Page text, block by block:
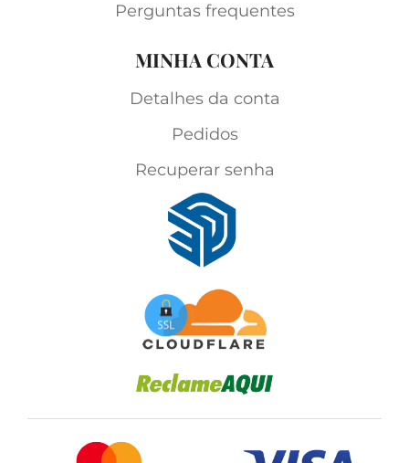
Perguntas frequentes
MINHA CONTA
Detalhes da conta
Pedidos
Recuperar senha